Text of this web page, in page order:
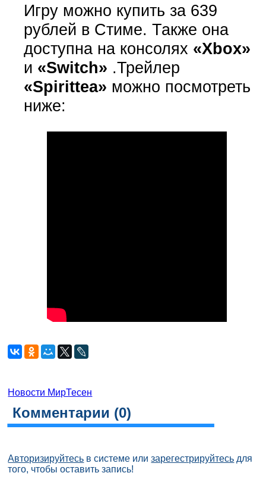
Игру можно купить за 639
рублей в Стиме. Также она
доступна на консолях «Xbox»
и «Switch» .Трейлер
«Spirittea» можно посмотреть
ниже:
Новости МирТесен
Комментарии (0)
Авторизируйтесь в системе илизарегестрируйтесь для
того, чтобы оставить запись!